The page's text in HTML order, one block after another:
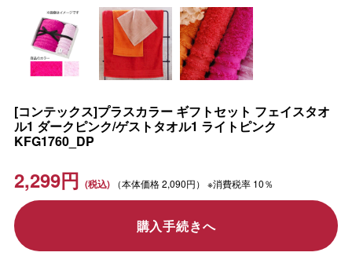
[コンテックス]プラスカラー ギフトセット フェイスタオ
ル1 ダークピンク/ゲストタオル1 ライトピンク
KFG1760_DP
2,299円 （本体価格2,090円） ※消費税率 10％
購入手続きへ